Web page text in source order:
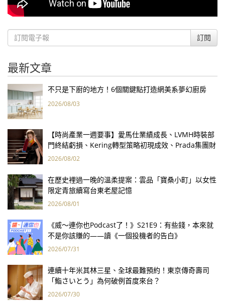
訂閱
最新文章
不只是下廚的地方！6個關鍵點打造網美系夢幻廚房
2026/08/03
【時尚產業一週要事】愛馬仕業績成長、LVMH時裝部
門終結虧損、Kering轉型策略初現成效、Prada集團財
報亮眼
2026/08/02
在歷史裡過一晚的溫柔提案：雲品「寶桑小町」以女性
限定青旅續寫台東老屋記憶
2026/08/01
《威～連你也Podcast了！》S21E9：有些錢，本來就
不是你該賺的——讀《一個投機者的告白》
2026/07/31
連續十年米其林三星、全球最難預約！東京傳奇壽司
「鮨さいとう」為何破例首度來台？
2026/07/30